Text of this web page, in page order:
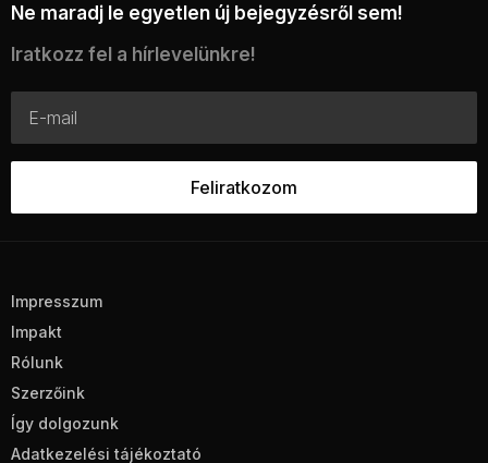
Ne maradj le egyetlen új bejegyzésről sem!
Iratkozz fel a hírlevelünkre!
Impresszum
Impakt
Rólunk
Szerzőink
Így dolgozunk
Adatkezelési tájékoztató